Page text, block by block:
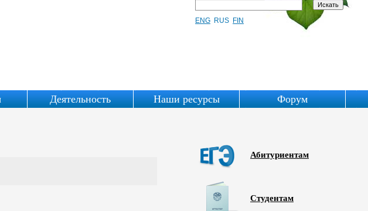
ENG RUS FIN
Деятельность Наши ресурсы Форум
Абитуриентам
Студентам